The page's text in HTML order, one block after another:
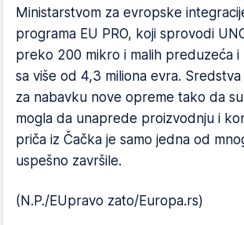
Ministarstvom za evropske
programa EU PRO, koji sprovodi
preko 200 mikro i malih preduzeća
sa više od 4,3 miliona evra.
za nabavku nove opreme tako da
mogla da unaprede proizvodnju i
priča iz Čačka je samo jedna od
uspešno završile.
(N.P./EUpravo zato/Europa.rs)